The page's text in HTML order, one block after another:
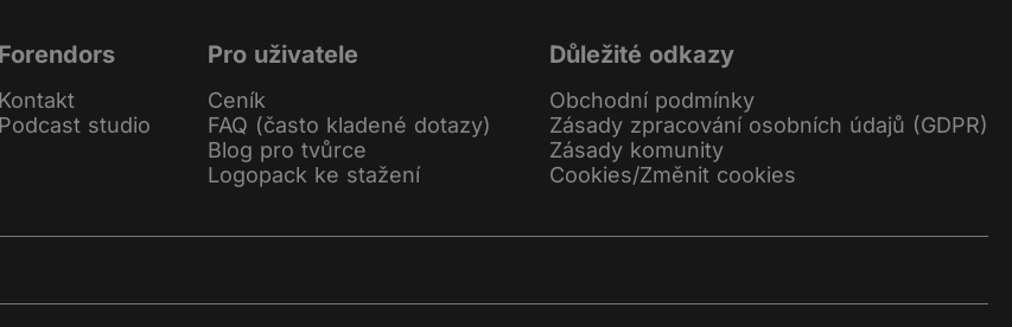
Forendors
Kontakt
Podcast studio
Pro uživatele
Ceník
FAQ (často kladené dotazy)
Blog pro tvůrce
Logopack ke stažení
Důležité odkazy
Obchodní podmínky
Zásady zpracování osobních údajů (GDPR)
Zásady komunity
Cookies/Změnit cookies